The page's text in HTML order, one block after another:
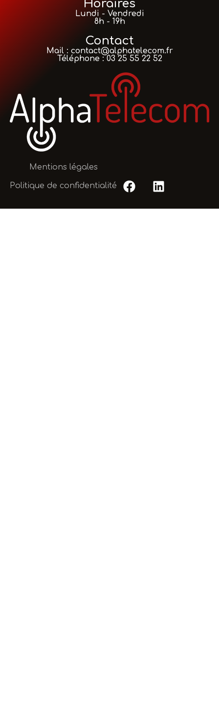
Horaires
Lundi - Vendredi
8h - 19h
Contact
Mail : contact@alphatelecom.fr
Téléphone : 03 25 55 22 52
Mentions légales
Politique de confidentialité